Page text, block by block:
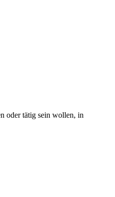
oder tätig sein wollen, in